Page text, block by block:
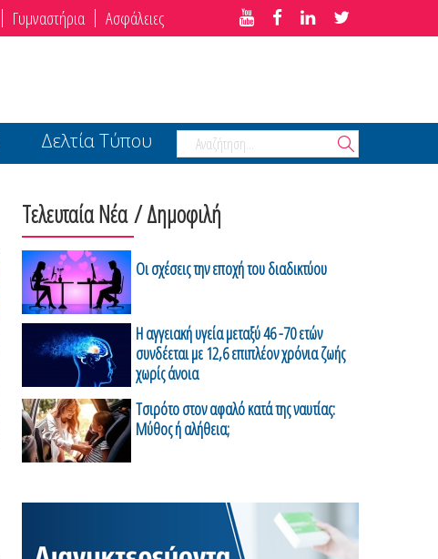
Γυμναστήρια Ασφάλειες
Δελτία Τύπου
Τελευταία Νέα / Δημοφιλή
Οι σχέσεις την εποχή του διαδικτύου
H αγγειακή υγεία μεταξύ 46 -70 ετών
συνδέεται με 12,6 επιπλέον χρόνια ζωής
χωρίς άνοια
Τσιρότο στον αφαλό κατά της ναυτίας:
Μύθος ή αλήθεια;